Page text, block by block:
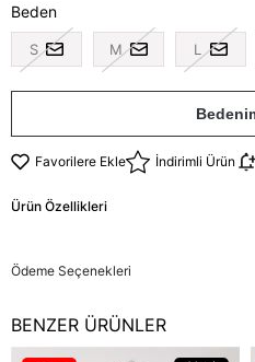
Beden
S M L
Favorilere Ekle İndirimli Ürün
Ürün Özellikleri
Ödeme Seçenekleri
BENZER ÜRÜNLER